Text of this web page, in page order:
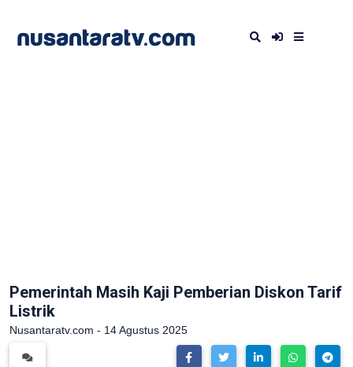
Pemerintah Masih Kaji Pemberian Diskon Tarif
Listrik
Nusantaratv.com - 14 Agustus 2025